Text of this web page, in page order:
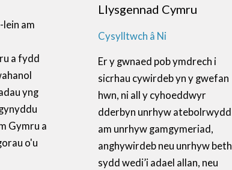
am
a fydd
yng
Gymru a
o'u
Llysgennad Cymru
Cysylltwch â Ni
Er y gwnaed pob ymdrech i
sicrhau cywirdeb yn y gwefan
hwn, ni all y cyhoeddwyr
dderbyn unrhyw atebolrwydd
am unrhyw gamgymeriad,
anghywirdeb neu unrhyw beth
sydd wedi’i adael allan, neu